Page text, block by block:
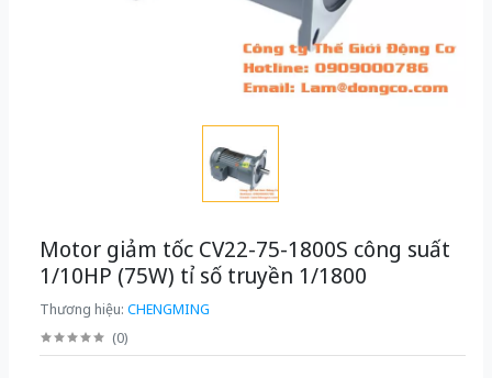
Motor giảm tốc CV22-75-1800S công suất
1/10HP (75W) tỉ số truyền 1/1800
Thương hiệu: CHENGMING
(0)